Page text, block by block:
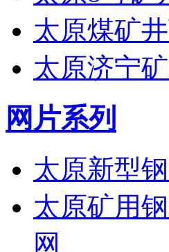
太原煤矿
太原济宁
网片系列
太原新型
太原矿用
网